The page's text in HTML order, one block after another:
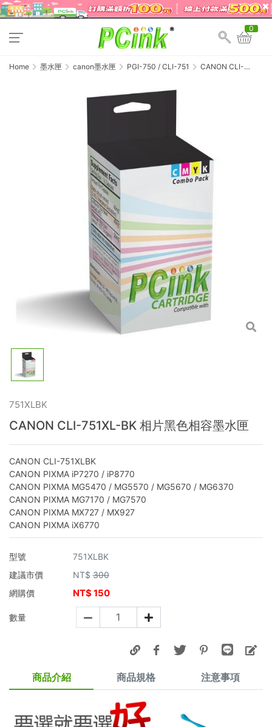
0
Home 墨水匣 canon墨水匣 PGI-750 / CLI-751
CANON CLI-
751XLBK
CANON CLI-751XL-BK 相片黑色相容墨水匣
CANON CLI-751XLBK
CANON PIXMA iP7270 / iP8770
CANON PIXMA MG5470 / MG5570 / MG5670 / MG6370
CANON PIXMA MG7170 / MG7570
CANON PIXMA MX727 / MX927
CANON PIXMA iX6770
型號
751XLBK
建議市價
NT$ 300
網購價
NT$150
數量
商品介紹 商品規格 注意事項